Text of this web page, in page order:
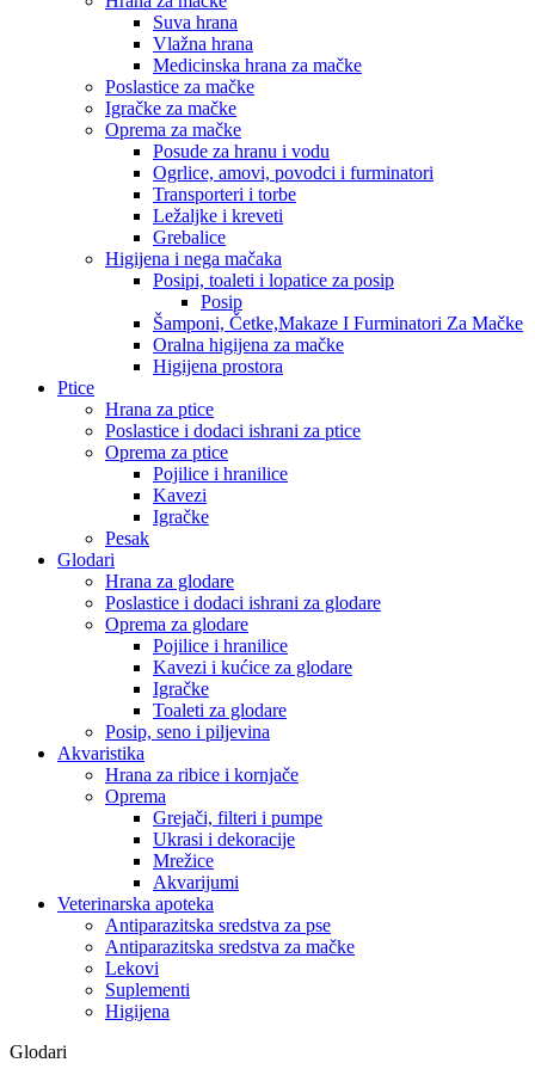
Suva hrana
Vlažna hrana
Medicinska hrana za mačke
Poslastice za mačke
Igračke za mačke
Oprema za mačke
Posude za hranu i vodu
Ogrlice, amovi, povodci i furminatori
Transporteri i torbe
Ležaljke i kreveti
Grebalice
Higijena i nega mačaka
Posipi, toaleti i lopatice za posip
Posip
Šamponi, Četke,Makaze I Furminatori Za Mačke
Oralna higijena za mačke
Higijena prostora
Ptice
Hrana za ptice
Poslastice i dodaci ishrani za ptice
Oprema za ptice
Pojilice i hranilice
Kavezi
Igračke
Pesak
Glodari
Hrana za glodare
Poslastice i dodaci ishrani za glodare
Oprema za glodare
Pojilice i hranilice
Kavezi i kućice za glodare
Igračke
Toaleti za glodare
Posip, seno i piljevina
Akvaristika
Hrana za ribice i kornjače
Oprema
Grejači, filteri i pumpe
Ukrasi i dekoracije
Mrežice
Akvarijumi
Veterinarska apoteka
Antiparazitska sredstva za pse
Antiparazitska sredstva za mačke
Lekovi
Suplementi
Higijena
Glodari